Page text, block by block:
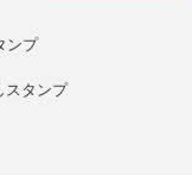
ンプ
スタンプ